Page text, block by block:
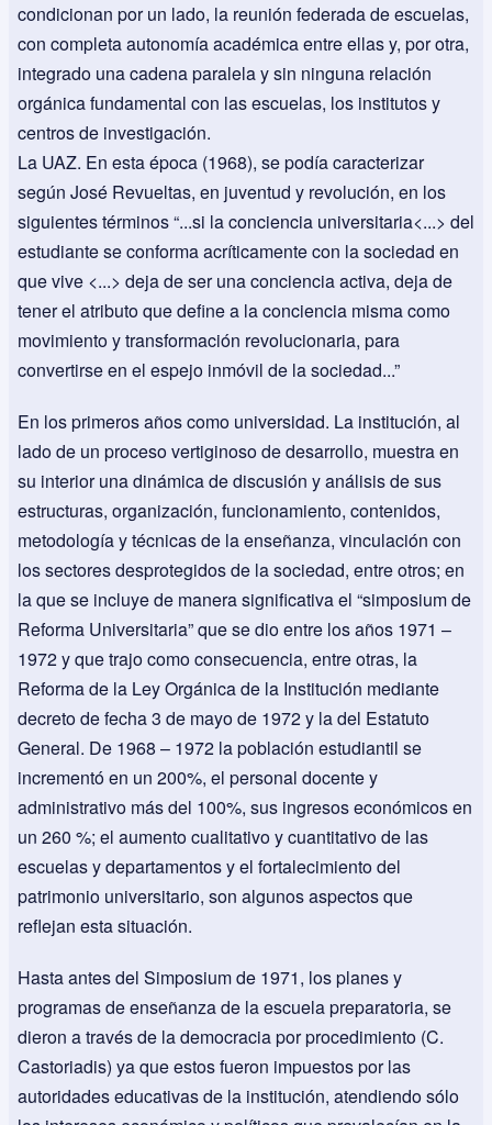
condicionan por un lado, la reunión federada de escuelas,
con completa autonomía académica entre ellas y, por otra,
integrado una cadena paralela y sin ninguna relación
orgánica fundamental con las escuelas, los institutos y
centros de investigación.
La UAZ. En esta época (1968), se podía caracterizar
según José Revueltas, en juventud y revolución, en los
siguientes términos “...si la conciencia universitaria<...> del
estudiante se conforma acríticamente con la sociedad en
que vive <...> deja de ser una conciencia activa, deja de
tener el atributo que define a la conciencia misma como
movimiento y transformación revolucionaria, para
convertirse en el espejo inmóvil de la sociedad...”
En los primeros años como universidad. La institución, al
lado de un proceso vertiginoso de desarrollo, muestra en
su interior una dinámica de discusión y análisis de sus
estructuras, organización, funcionamiento, contenidos,
metodología y técnicas de la enseñanza, vinculación con
los sectores desprotegidos de la sociedad, entre otros; en
la que se incluye de manera significativa el “simposium de
Reforma Universitaria” que se dio entre los años 1971 –
1972 y que trajo como consecuencia, entre otras, la
Reforma de la Ley Orgánica de la Institución mediante
decreto de fecha 3 de mayo de 1972 y la del Estatuto
General. De 1968 – 1972 la población estudiantil se
incrementó en un 200%, el personal docente y
administrativo más del 100%, sus ingresos económicos en
un 260 %; el aumento cualitativo y cuantitativo de las
escuelas y departamentos y el fortalecimiento del
patrimonio universitario, son algunos aspectos que
reflejan esta situación.
Hasta antes del Simposium de 1971, los planes y
programas de enseñanza de la escuela preparatoria, se
dieron a través de la democracia por procedimiento (C.
Castoriadis) ya que estos fueron impuestos por las
autoridades educativas de la institución, atendiendo sólo